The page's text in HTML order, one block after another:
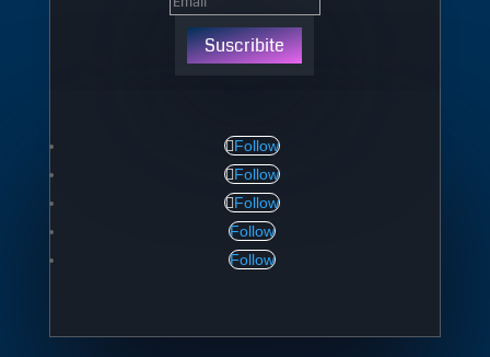
Suscribite
Follow
Follow
Follow
Follow
Follow